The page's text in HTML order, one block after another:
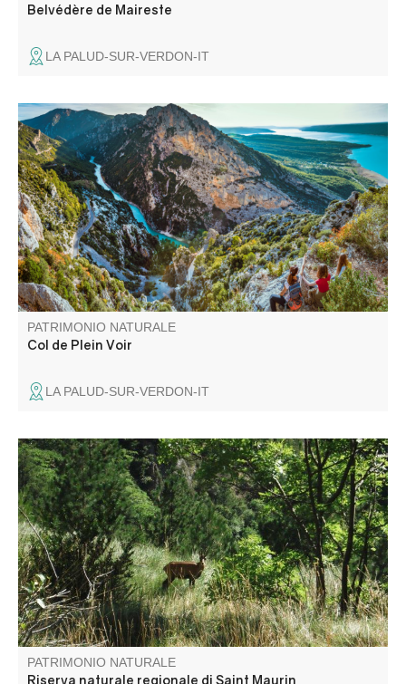
Belvédère de Maireste
LA PALUD-SUR-VERDON-IT
Le col de Plein Voir, du haut de ses 1168m d'altitude, est
un magnifique point de vue panoramique sur la fin du
canyon et le lac de Sainte-Croix. L'accès se mérite mais
le jeu en vaut la chandelle !
PATRIMONIO NATURALE
Col de Plein Voir
LA PALUD-SUR-VERDON-IT
A l’entrée ouest des Gorges du Verdon, la réserve
naturelle de Saint-Maurin est caractérisée par la
formation de travertins (tufs) issus de la précipitation du
carbonate de calcium libéré par les sources prenant
naissance au pied de la falaise de Barbin.
PATRIMONIO NATURALE
Riserva naturale regionale di Saint Maurin